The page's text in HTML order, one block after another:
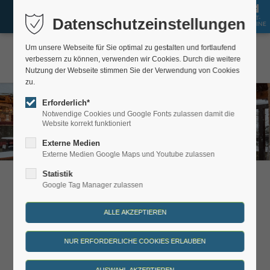
Datenschutzeinstellungen
Um unsere Webseite für Sie optimal zu gestalten und fortlaufend
verbessern zu können, verwenden wir Cookies. Durch die weitere
Nutzung der Webseite stimmen Sie der Verwendung von Cookies
zu.
Erforderlich*
Notwendige Cookies und Google Fonts zulassen damit die
Website korrekt funktioniert
Externe Medien
Externe Medien Google Maps und Youtube zulassen
Statistik
Google Tag Manager zulassen
JOBS BUCHEN
GUT-
SCHEINE
Brauhausweihnacht
Der Braumeister lädt ein ins Winterdorf
Schmilka!